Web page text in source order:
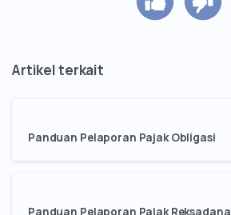
Panduan Pelaporan Pajak Obligasi
Panduan Pelaporan Pajak Reksadana